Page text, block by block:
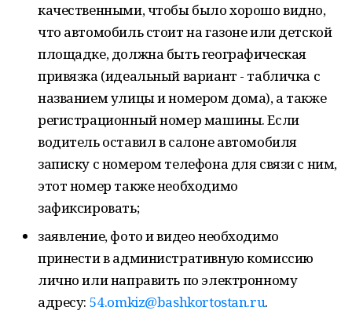
качественными, чтобы было хорошо видно,
что автомобиль стоит на газоне или детской
площадке, должна быть географическая
привязка (идеальный вариант - табличка с
названием улицы и номером дома), а также
регистрационный номер машины. Если
водитель оставил в салоне автомобиля
записку с номером телефона для связи с ним,
этот номер также необходимо
зафиксировать;
заявление, фото и видео необходимо
принести в административную комиссию
лично или направить по электронному
адресу: 54.omkiz@bashkortostan.ru.